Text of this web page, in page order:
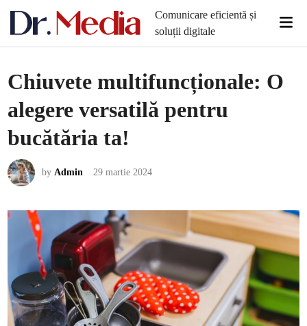
Comunicare eficientă și
soluții digitale
Chiuvete multifuncționale: O
alegere versatilă pentru
bucătăria ta!
byAdmin 29 martie 2024